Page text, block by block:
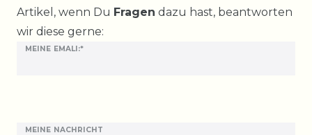
Artikel, wenn Du Fragen dazu hast, beantworten
wir diese gerne:
MEINE EMALI:*
MEINE NACHRICHT